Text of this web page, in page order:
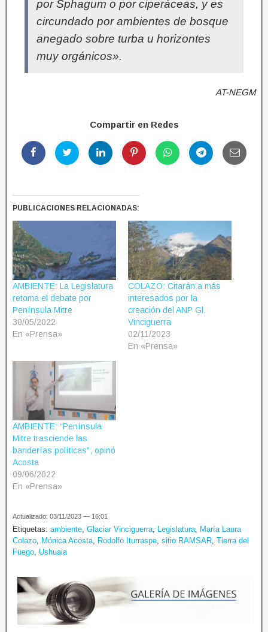
por Sphagum o por ciperáceas, y es
circundado por ambientes de bosque
anegado sobre turba u horizontes
muy orgánicos».
AT-NEGM
Compartir en Redes
PUBLICACIONES RELACIONADAS:
AMBIENTE: La Legislatura
retoma el debate por
Península Mitre
30/05/2022
En «Prensa»
COLAZO: Citarán a más
interesados por la
creación del ANP Gl.
Vinciguerra
02/11/2023
En «Prensa»
AMBIENTE: “Península
Mitre trasciende las
banderías políticas”, opinó
Acosta
09/06/2022
En «Prensa»
Actualizado: 03/11/2023 — 16:01
Etiquetas: ambiente Glaciar Vinciguerra Legislatura María Laura
Colazo Mónica Acosta Rodolfo Iturraspe sitio RAMSAR Tierra del
Fuego Ushuaia